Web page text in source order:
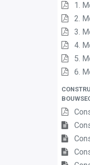
1.
2.
3. Module
4.
5.
6. Module